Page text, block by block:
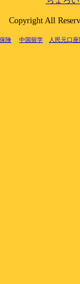
Copyright All
険 中国留学 人民元口